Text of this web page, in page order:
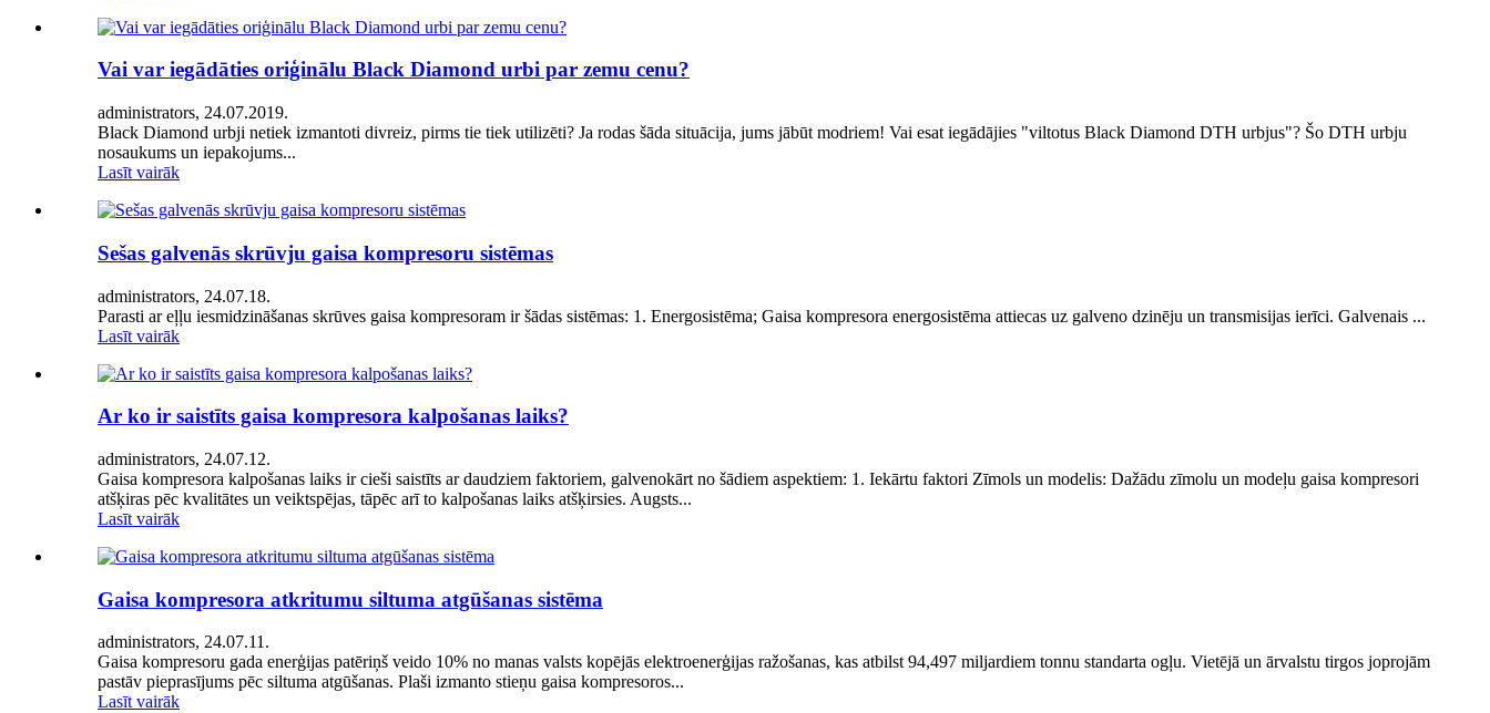
Vai var iegādāties oriģinālu Black Diamond urbi par zemu cenu?
administrators, 24.07.2019.
Black Diamond urbji netiek izmantoti divreiz, pirms tie tiek utilizēti? Ja rodas šāda situācija, jums jābūt modriem! Vai esat iegādājies "viltotus Black Diamond DTH urbjus"? Šo DTH urbju
nosaukums un iepakojums...
Lasīt vairāk
Sešas galvenās skrūvju gaisa kompresoru sistēmas
administrators, 24.07.18.
Parasti ar eļļu iesmidzināšanas skrūves gaisa kompresoram ir šādas sistēmas: 1. Energosistēma; Gaisa kompresora energosistēma attiecas uz galveno dzinēju un transmisijas ierīci. Galvenais ...
Lasīt vairāk
Ar ko ir saistīts gaisa kompresora kalpošanas laiks?
administrators, 24.07.12.
Gaisa kompresora kalpošanas laiks ir cieši saistīts ar daudziem faktoriem, galvenokārt no šādiem aspektiem: 1. Iekārtu faktori Zīmols un modelis: Dažādu zīmolu un modeļu gaisa kompresori
atšķiras pēc kvalitātes un veiktspējas, tāpēc arī to kalpošanas laiks atšķirsies. Augsts...
Lasīt vairāk
Gaisa kompresora atkritumu siltuma atgūšanas sistēma
administrators, 24.07.11.
Gaisa kompresoru gada enerģijas patēriņš veido 10% no manas valsts kopējās elektroenerģijas ražošanas, kas atbilst 94,497 miljardiem tonnu standarta ogļu. Vietējā un ārvalstu tirgos joprojām
pastāv pieprasījums pēc siltuma atgūšanas. Plaši izmanto stieņu gaisa kompresoros...
Lasīt vairāk